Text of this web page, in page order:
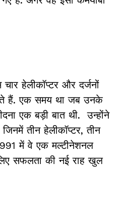
हेलीकॉप्टर और दर्जनों
देते हैं. एक समय था जब उनके
एक बड़ी बात थी. उन्होंने
तीन हेलीकॉप्टर, तीन
1991 में वे एक मल्टीनेशनल
सफलता की नई राह खुल